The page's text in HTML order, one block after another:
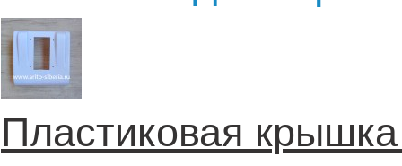
Пластиковая